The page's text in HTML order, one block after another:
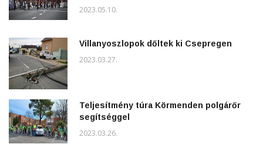
2023.05.10.
Villanyoszlopok dőltek ki Csepregen
2023.03.27.
Teljesítmény túra Körmenden polgárőr
segítséggel
2023.03.26.